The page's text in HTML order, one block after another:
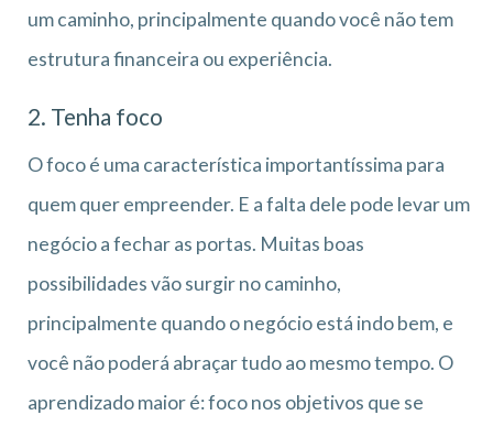
um caminho, principalmente quando você não tem
estrutura financeira ou experiência.
2. Tenha foco
O foco é uma característica importantíssima para
quem quer empreender. E a falta dele pode levar um
negócio a fechar as portas. Muitas boas
possibilidades vão surgir no caminho,
principalmente quando o negócio está indo bem, e
você não poderá abraçar tudo ao mesmo tempo. O
aprendizado maior é: foco nos objetivos que se